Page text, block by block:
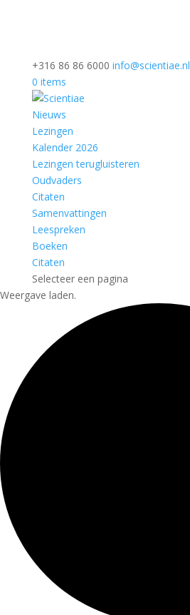
+316 86 86 6000 info@scientiae.nl
0 items
Nieuws
Lezingen
Kalender 2026
Lezingen terugluisteren
Oudvaders
Citaten
Samenvattingen
Leespreken
Boeken
Citaten
Selecteer een pagina
Weergave laden.